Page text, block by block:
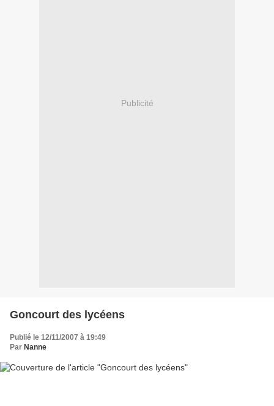
Publicité
Goncourt des lycéens
Publié le 12/11/2007 à 19:49
Par Nanne